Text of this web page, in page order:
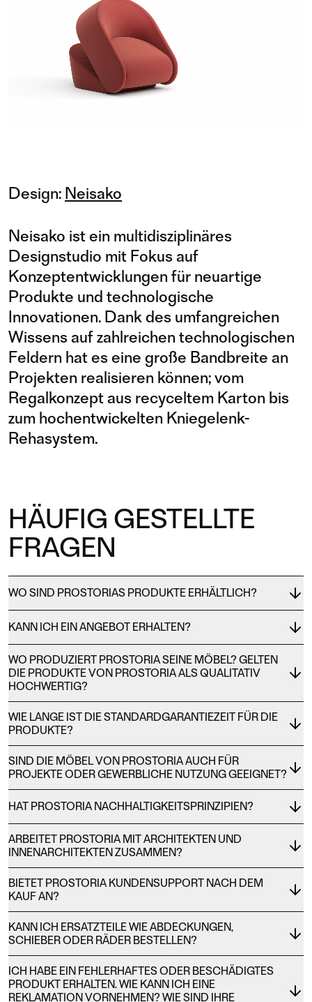
Design: Neisako
Neisako ist ein multidisziplinäres
Designstudio mit Fokus auf
Konzeptentwicklungen für neuartige
Produkte und technologische
Innovationen. Dank des umfangreichen
Wissens auf zahlreichen technologischen
Feldern hat es eine große Bandbreite an
Projekten realisieren können; vom
Regalkonzept aus recyceltem Karton bis
zum hochentwickelten Kniegelenk-
Rehasystem.
HÄUFIG GESTELLTE
FRAGEN
WO SIND PROSTORIAS PRODUKTE ERHÄLTLICH?
KANN ICH EIN ANGEBOT ERHALTEN?
WO PRODUZIERT PROSTORIA SEINE MÖBEL? GELTEN
DIE PRODUKTE VON PROSTORIA ALS QUALITATIV
HOCHWERTIG?
WIE LANGE IST DIE STANDARDGARANTIEZEIT FÜR DIE
PRODUKTE?
SIND DIE MÖBEL VON PROSTORIA AUCH FÜR
PROJEKTE ODER GEWERBLICHE NUTZUNG GEEIGNET?
HAT PROSTORIA NACHHALTIGKEITSPRINZIPIEN?
ARBEITET PROSTORIA MIT ARCHITEKTEN UND
INNENARCHITEKTEN ZUSAMMEN?
BIETET PROSTORIA KUNDENSUPPORT NACH DEM
KAUF AN?
KANN ICH ERSATZTEILE WIE ABDECKUNGEN,
SCHIEBER ODER RÄDER BESTELLEN?
ICH HABE EIN FEHLERHAFTES ODER BESCHÄDIGTES
PRODUKT ERHALTEN. WIE KANN ICH EINE
REKLAMATION VORNEHMEN? WIE SIND IHRE